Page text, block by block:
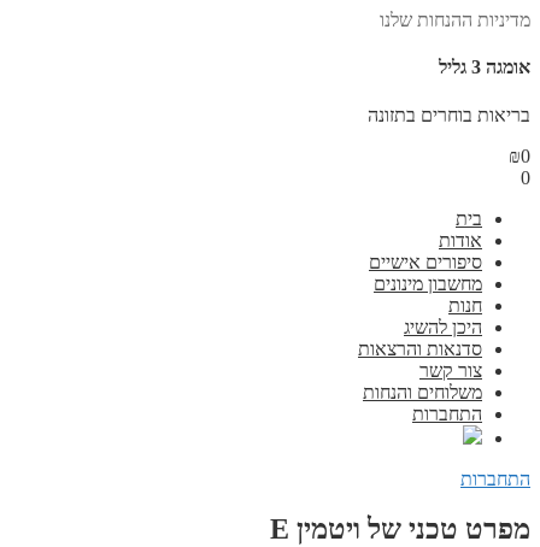
מדיניות ההנחות שלנו
אומגה 3 גליל
בריאות בוחרים בתזונה
₪0
0
בית
אודות
סיפורים אישיים
מחשבון מינונים
חנות
היכן להשיג
סדנאות והרצאות
צור קשר
משלוחים והנחות
התחברות
התחברות
מפרט טכני של ויטמין E